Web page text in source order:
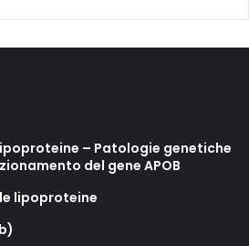
– Patologie genetiche
del gene APOB
lipoproteine